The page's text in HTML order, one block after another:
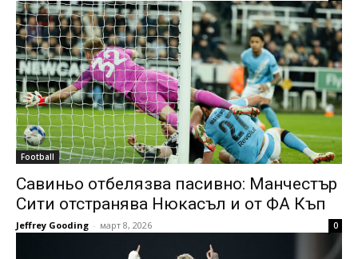
Football
Савиньо отбелязва пасивно: Манчестър
Сити отстранява Нюкасъл и от ФА Къп
Jeffrey Gooding - март 8, 2026 0